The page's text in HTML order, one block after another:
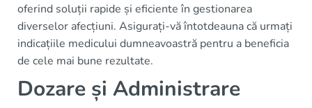
oferind soluții rapide și eficiente în gestionarea
diverselor afecțiuni. Asigurați-vă întotdeauna că urmați
indicațiile medicului dumneavoastră pentru a beneficia
de cele mai bune rezultate.
Dozare și Administrare